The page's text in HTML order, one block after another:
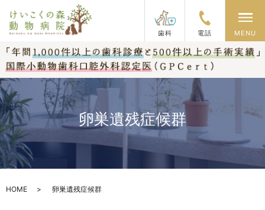
歯科 電話
メ
MENU
卵巣遺残症候群
HOME 卵巣遺残症候群